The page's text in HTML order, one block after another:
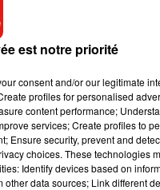
Fourrées au fromage,
tacos :50 millions d'unités
est notre priorité
consent and/or our legitimate
profiles for personalised
content performance;
services; Create profiles to
Ensure security, prevent and
choices. These technologies
Identify devices based on
data sources; Link different